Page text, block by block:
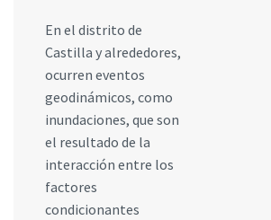
En el distrito de
Castilla y alrededores,
ocurren eventos
geodinámicos, como
inundaciones, que son
el resultado de la
interacción entre los
factores
condicionantes